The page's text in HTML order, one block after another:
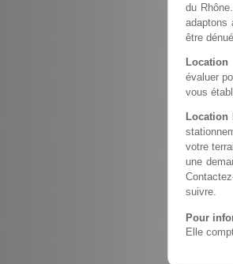
du
adaptons
être
Location
évaluer
vous
Location
votre
une
suivre.
Pour
Elle